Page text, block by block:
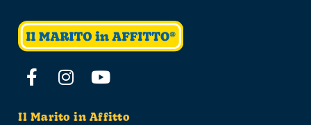
Il Marito in Affitto